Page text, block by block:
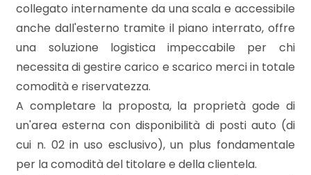
collegato internamente da una scala e accessibile
anche dall'esterno tramite il piano interrato, offre
una soluzione logistica impeccabile per chi
necessita di gestire carico e scarico merci in totale
comodità e riservatezza.
A completare la proposta, la proprietà gode di
un'area esterna con disponibilità di posti auto (di
cui n. 02 in uso esclusivo), un plus fondamentale
per la comodità del titolare e della clientela.
1
2
3
4